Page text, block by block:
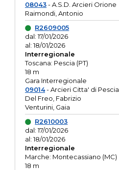
08043- A.S.D. Arcieri Orione
Raimondi, Antonio
R2609005
dal: 17/01/2026
al: 18/01/2026
Interregionale
Toscana: Pescia (PT)
18 m
Gara Interregionale
09014- Arcieri Citta' di Pescia
Del Freo, Fabrizio
Venturini, Gaia
R2610003
dal: 17/01/2026
al: 18/01/2026
Interregionale
Marche: Montecassiano (MC)
18 m